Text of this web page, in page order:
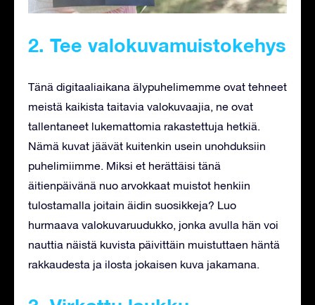
2. Tee valokuvamuistokehys
Tänä digitaaliaikana älypuhelimemme ovat tehneet
meistä kaikista taitavia valokuvaajia, ne ovat
tallentaneet lukemattomia rakastettuja hetkiä.
Nämä kuvat jäävät kuitenkin usein unohduksiin
puhelimiimme. Miksi et herättäisi tänä
äitienpäivänä nuo arvokkaat muistot henkiin
tulostamalla joitain äidin suosikkeja? Luo
hurmaava valokuvaruudukko, jonka avulla hän voi
nauttia näistä kuvista päivittäin muistuttaen häntä
rakkaudesta ja ilosta jokaisen kuva jakamana.